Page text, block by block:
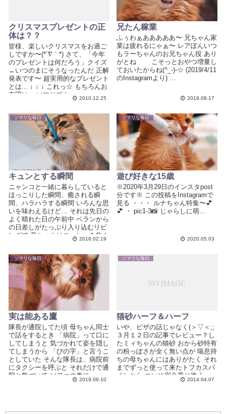
クリスマスプレゼントの正
体は？？
皆様、楽しいクリスマスをお過ご
しですか〜(*´∇｀*) さて、「今年
のプレゼントは何だろう」クイズ
←いつのまにそうなったんだ 正解
発表です〜 超実用的なプレゼント
とは... ↓ ↓ ↓ これっ☆ もちろんお
布団は... ソマリズム...
2010.12.25
兄たん稼業
ふぅわぁあああああ〜 兄ちゃん家
業は疲れるにゃぁ〜 レアぽんいつ
もラーちゃんのお兄ちゃん役 あり
がとね こそっとおやつ増量し
ておいたからね(^_-)-☆ (2019/4/11
のInstagramより) ...
2019.08.17
ソマリな毎日
キュンとする瞬間
ニャンコと一緒に暮らしていると
ほっこりした瞬間、癒される瞬
間、ハラハラする瞬間 いろんな思
いを味わえるけど… それは先日の
よく晴れた日の午前中 ベランから
の日差しがたっぷり入り込むリビ
ングで 母ちゃんはコーヒーを飲ん
2016.02.19
ソマリな毎日
遊び好きな15歳
※2020年3月29日のインスタpost
分です※ この投稿をInstagramで
見る ・・・ ルナちゃん特集〜💕
💕 ・ pic1-3📸 じゃらしに萌...
2020.05.03
ソマリな毎日
実は能ある鷹
隊長が通院してた頃 母ちゃん同士
で話をするとき 「病院」って口に
してしまうと 気づかれて姿を隠し
てしまうから 「びの字」と言うこ
としていた そんな隊長は、病院前
にタクシーを呼ぶと それだけで通
院と気づいて ソファの奥に...
2019.09.10
ソマリな毎日
猫砂ハーフ＆ハーフ
いや、ピザの話じゃなく(＞▽＜;;
３月１２日の記事でレビュー？し
たミィちゃんの猫砂 おから砂特有
の粉っぽさが全く無い点が 喘息持
ちの母ちゃんにはありがたく それ
までずっと使って来たトフカスパ
インから ついに完全乗り換え...
2014.04.07